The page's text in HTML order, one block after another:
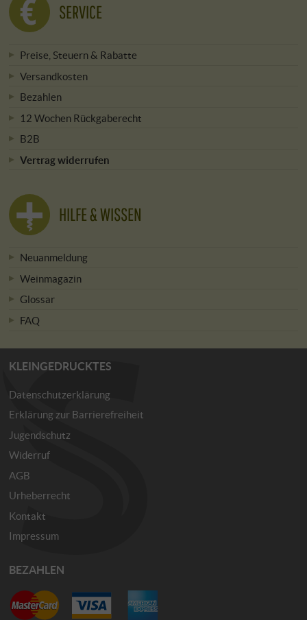
SERVICE
Preise, Steuern & Rabatte
Versandkosten
Bezahlen
12 Wochen Rückgaberecht
B2B
Vertrag widerrufen
HILFE & WISSEN
Neuanmeldung
Weinmagazin
Glossar
FAQ
KLEINGEDRUCKTES
Datenschutzerklärung
Erklärung zur Barrierefreiheit
Jugendschutz
Widerruf
AGB
Urheberrecht
Kontakt
Impressum
BEZAHLEN